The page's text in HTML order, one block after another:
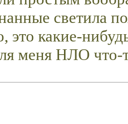
светила
это какие-
меня НЛО что-